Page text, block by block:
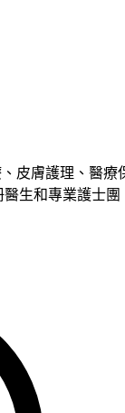
皮膚護理、醫療
生和專業護士團